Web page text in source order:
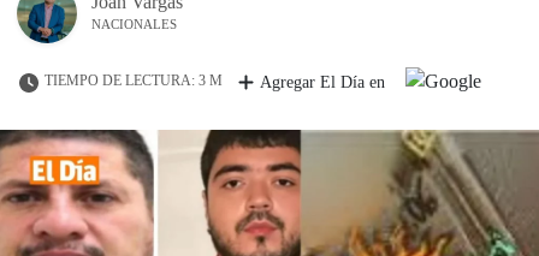
NACIONALES
TIEMPO DE LECTURA: 3 M Agregar El Día en